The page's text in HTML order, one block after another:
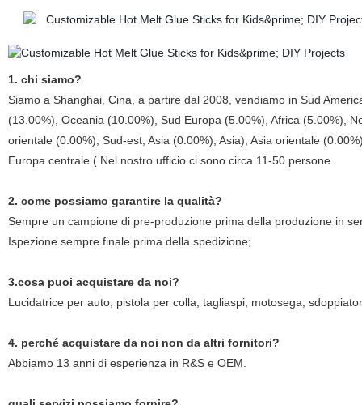
1. chi siamo?
Siamo a Shanghai, Cina, a partire dal 2008, vendiamo in Sud
(13.00%), Oceania (10.00%), Sud Europa (5.00%), Africa (5.00%),
orientale (0.00%), Sud-est, Asia (0.00%), Asia), Asia orientale
Europa centrale ( Nel nostro ufficio ci sono circa 11-50 persone.
2. come possiamo garantire la qualità?
Sempre un campione di pre-produzione prima della produzione in
Ispezione sempre finale prima della spedizione;
3.cosa puoi acquistare da noi?
Lucidatrice per auto, pistola per colla, tagliaspi, motosega,
4. perché acquistare da noi non da altri fornitori?
Abbiamo 13 anni di esperienza in R&S e OEM.